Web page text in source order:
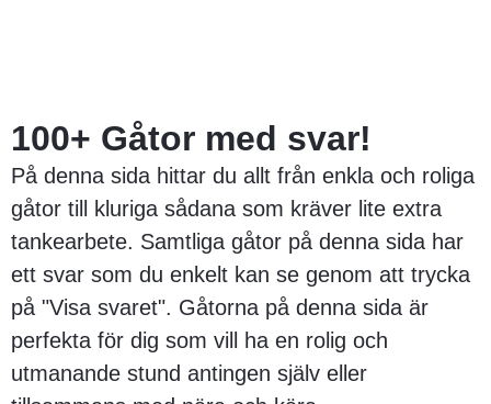
100+ Gåtor med svar!
På denna sida hittar du allt från enkla och roliga
gåtor till kluriga sådana som kräver lite extra
tankearbete. Samtliga gåtor på denna sida har
ett svar som du enkelt kan se genom att trycka
på "Visa svaret". Gåtorna på denna sida är
perfekta för dig som vill ha en rolig och
utmanande stund antingen själv eller